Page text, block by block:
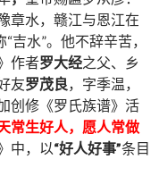
章水，赣江与恩江在
“吉水”。他不辞辛苦，
作者罗大经之父、乡
友罗茂良，字季温，
创修《罗氏族谱》活
常生好人，愿人常做
中，以“好人好事”条目